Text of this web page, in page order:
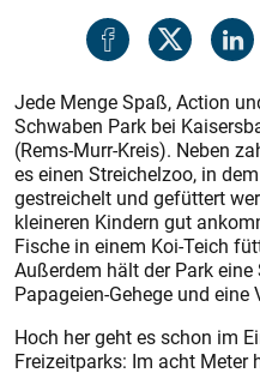
Jede Menge Spaß, Action
Schwaben Park bei
(Rems-Murr-Kreis). Neben
es einen Streichelzoo, in
gestreichelt und gefüttert
kleineren Kindern gut
Fische in einem Koi-Teich
Außerdem hält der Park
Papageien-Gehege und eine
Hoch her geht es schon im
Freizeitparks: Im acht Meter